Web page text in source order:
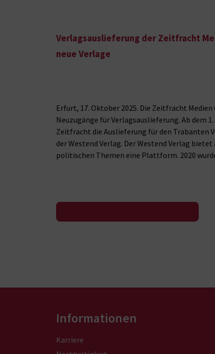
Verlagsauslieferung der Zeitfracht
neue Verlage
Erfurt, 17. Oktober 2025. Die Zeitfracht
Neuzugänge für Verlagsauslieferung. Ab dem
Zeitfracht die Auslieferung für den Trabanten
der Westend Verlag. Der Westend Verlag
politischen Themen eine Plattform. 2020
Informationen
Karriere